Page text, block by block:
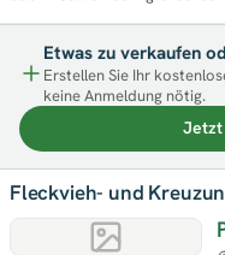
Etwas zu verkaufen
Erstellen Sie Ihr
keine Anmeldung nötig.
Fleckvieh- und